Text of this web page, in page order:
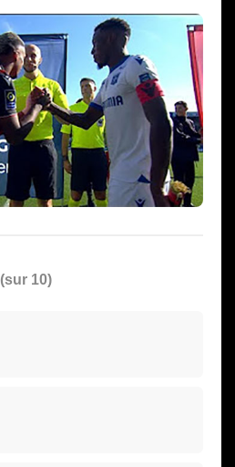
(sur 10)